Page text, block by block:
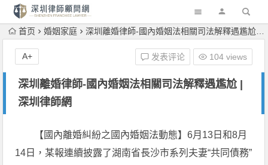
首页 婚姻家庭 深圳離婚律師-國內婚姻法相關司法解釋遇尷尬 | 深圳律師網
深圳離婚律師-國內婚姻法相關司法解釋遇尷尬 |
深圳律師網
发表评论 104 views
A+
【國內離婚糾紛之國內婚姻法動態】6月13日和8月
14日，某報連續披露了湖南省長沙市系列夫妻“共同債務”